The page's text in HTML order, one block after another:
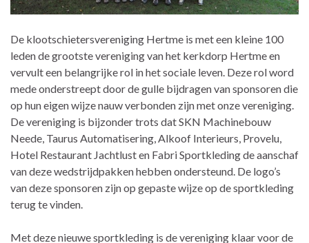
De klootschietersvereniging Hertme is met een kleine 100
leden de grootste vereniging van het kerkdorp Hertme en
vervult een belangrijke rol in het sociale leven. Deze rol word
mede onderstreept door de gulle bijdragen van sponsoren die
op hun eigen wijze nauw verbonden zijn met onze vereniging.
De vereniging is bijzonder trots dat SKN Machinebouw
Neede, Taurus Automatisering, Alkoof Interieurs, Provelu,
Hotel Restaurant Jachtlust en Fabri Sportkleding de aanschaf
van deze wedstrijdpakken hebben ondersteund. De logo’s
van deze sponsoren zijn op gepaste wijze op de sportkleding
terug te vinden.
Met deze nieuwe sportkleding is de vereniging klaar voor de